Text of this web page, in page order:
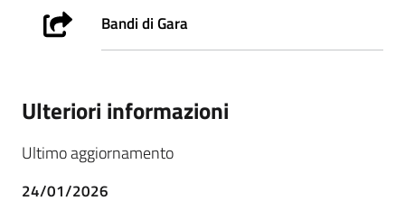
Bandi di Gara
Ulteriori informazioni
Ultimo aggiornamento
24/01/2026